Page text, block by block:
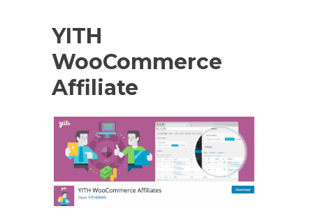
YITH
WooCommerce
Affiliate